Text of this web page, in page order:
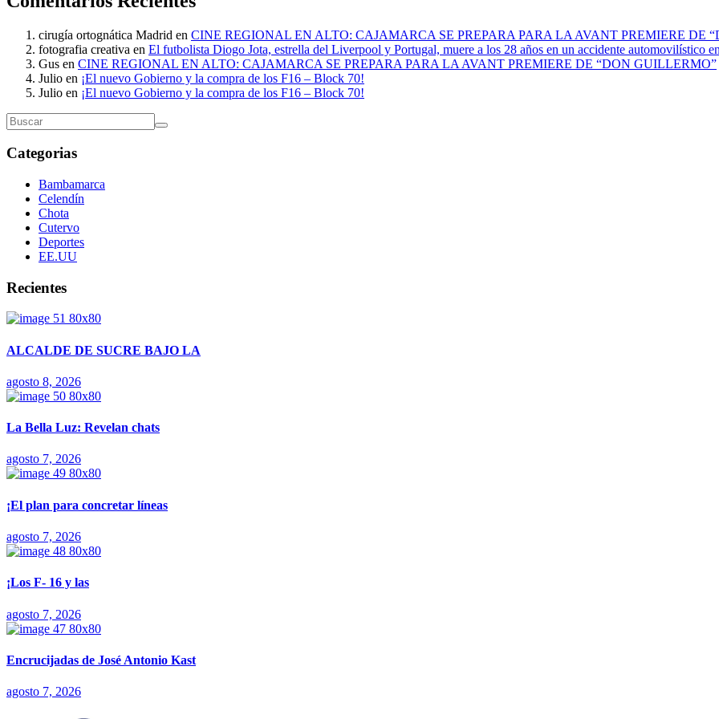
cirugía ortognática Madrid en CINE REGIONAL EN ALTO: CAJAMARCA SE PREPARA PARA LA AVANT PREMIERE DE
fotografia creativa en El futbolista Diogo Jota, estrella del Liverpool y Portugal, muere a los 28 años en un accidente automovilístico
Gus en CINE REGIONAL EN ALTO: CAJAMARCA SE PREPARA PARA LA AVANT PREMIERE DE “DON GUILLERMO”
Julio en ¡El nuevo Gobierno y la compra de los F16 – Block 70!
Julio en ¡El nuevo Gobierno y la compra de los F16 – Block 70!
Categorias
Bambamarca
Celendín
Chota
Cutervo
Deportes
EE.UU
Recientes
ALCALDE DE SUCRE BAJO LA
agosto 8, 2026
La Bella Luz: Revelan chats
agosto 7, 2026
¡El plan para concretar líneas
agosto 7, 2026
¡Los F- 16 y las
agosto 7, 2026
Encrucijadas de José Antonio Kast
agosto 7, 2026